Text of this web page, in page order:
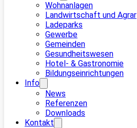
Wohnanlagen
Landwirtschaft und Agrar
Ladeparks
Gewerbe
Gemeinden
Gesundheitswesen
Hotel- & Gastronomie
Bildungseinrichtungen
Info
News
Referenzen
Downloads
Kontakt